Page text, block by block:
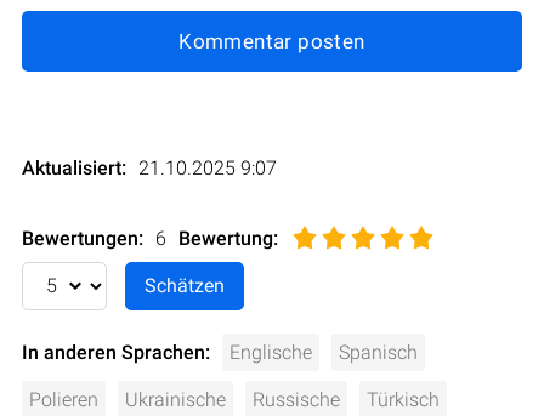
Kommentar posten
Aktualisiert: 21.10.2025 9:07
Bewertungen: 6 Bewertung:
In anderen Sprachen: Englische Spanisch
Polieren Ukrainische Russische Türkisch